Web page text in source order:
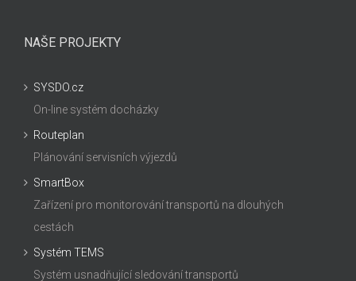
NAŠE PROJEKTY
SYSDO.cz
On-line systém docházky
Routeplan
Plánování servisních výjezdů
SmartBox
Zařízení pro monitorování transportů na dlouhých
cestách
Systém TEMS
Systém usnadňující sledování transportů